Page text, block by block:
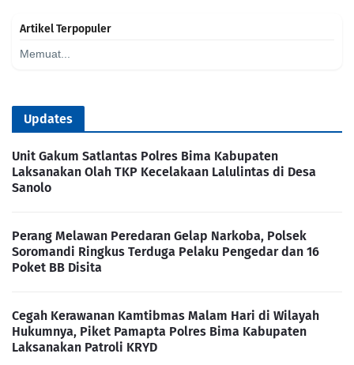
Artikel Terpopuler
Memuat...
Updates
Unit Gakum Satlantas Polres Bima Kabupaten
Laksanakan Olah TKP Kecelakaan Lalulintas di Desa
Sanolo
Perang Melawan Peredaran Gelap Narkoba, Polsek
Soromandi Ringkus Terduga Pelaku Pengedar dan 16
Poket BB Disita
Cegah Kerawanan Kamtibmas Malam Hari di Wilayah
Hukumnya, Piket Pamapta Polres Bima Kabupaten
Laksanakan Patroli KRYD